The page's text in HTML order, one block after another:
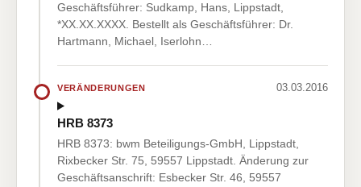
Geschäftsführer: Sudkamp, Hans, Lippstadt,
*XX.XX.XXXX. Bestellt als Geschäftsführer: Dr.
Hartmann, Michael, Iserlohn…
VERÄNDERUNGEN 03.03.2016
HRB 8373
HRB 8373: bwm Beteiligungs-GmbH, Lippstadt,
Rixbecker Str. 75, 59557 Lippstadt. Änderung zur
Geschäftsanschrift: Esbecker Str. 46, 59557